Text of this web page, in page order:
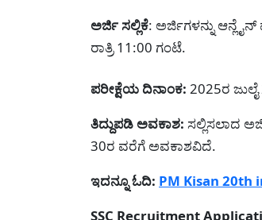
ಅರ್ಜಿ ಸಲ್ಲಿಕೆ: ಅರ್ಜಿಗಳನ್ನು
ರಾತ್ರಿ 11:00 ಗಂಟೆ.
ಪರೀಕ್ಷೆಯ ದಿನಾಂಕ: 2025ರ
ತಿದ್ದುಪಡಿ ಅವಕಾಶ: ಸಲ್ಲಿಸಲಾದ
30ರ ವರೆಗೆ ಅವಕಾಶವಿದೆ.
ಇದನ್ನೂ ಓದಿ: PM Kisan 20th
SSC Recruitment